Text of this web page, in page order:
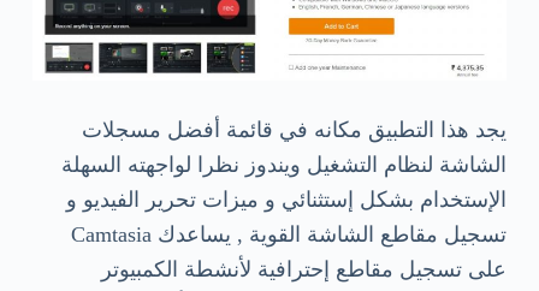
يجد هذا التطبيق مكانه في قائمة أفضل مسجلات
الشاشة لنظام التشغيل ويندوز نظرا لواجهته السهلة
الإستخدام بشكل إستثنائي و ميزات تحرير الفيديو و
تسجيل مقاطع الشاشة القوية , يساعدك Camtasia
على تسجيل مقاطع إحترافية لأنشطة الكمبيوتر